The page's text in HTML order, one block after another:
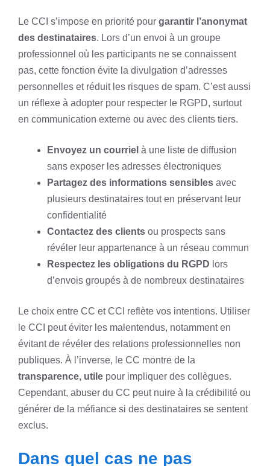
Le CCI s’impose en priorité pour garantir l’anonymat
des destinataires. Lors d’un envoi à un groupe
professionnel où les participants ne se connaissent
pas, cette fonction évite la divulgation d’adresses
personnelles et réduit les risques de spam. C’est aussi
un réflexe à adopter pour respecter le RGPD, surtout
en communication externe ou avec des clients tiers.
Envoyez un courriel à une liste de diffusion
sans exposer les adresses électroniques
Partagez des informations sensibles avec
plusieurs destinataires tout en préservant leur
confidentialité
Contactez des clients ou prospects sans
révéler leur appartenance à un réseau commun
Respectez les obligations du RGPD lors
d’envois groupés à de nombreux destinataires
Le choix entre CC et CCI reflète vos intentions. Utiliser
le CCI peut éviter les malentendus, notamment en
évitant de révéler des relations professionnelles non
publiques. À l’inverse, le CC montre de la
transparence, utile pour impliquer des collègues.
Cependant, abuser du CC peut nuire à la crédibilité ou
générer de la méfiance si des destinataires se sentent
exclus.
Dans quel cas ne pas